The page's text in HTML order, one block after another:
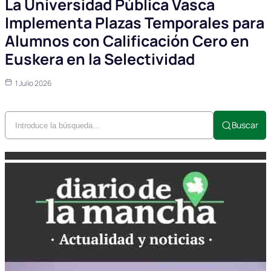
La Universidad Pública Vasca
Implementa Plazas Temporales para
Alumnos con Calificación Cero en
Euskera en la Selectividad
1 Julio 2026
Buscar